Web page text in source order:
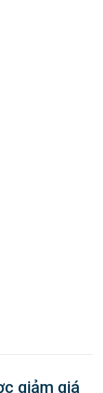
giảm giá